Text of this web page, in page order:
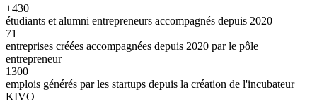
+430
étudiants et alumni entrepreneurs accompagnés depuis 2020
71
entreprises créées accompagnées depuis 2020 par le pôle
entrepreneur
1300
emplois générés par les startups depuis la création de l'incubateur
KIVO